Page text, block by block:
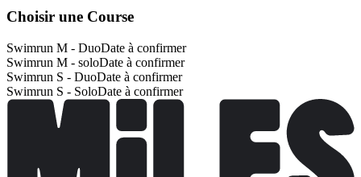
Choisir une Course
Swimrun M - DuoDate à confirmer
Swimrun M - soloDate à confirmer
Swimrun S - DuoDate à confirmer
Swimrun S - SoloDate à confirmer